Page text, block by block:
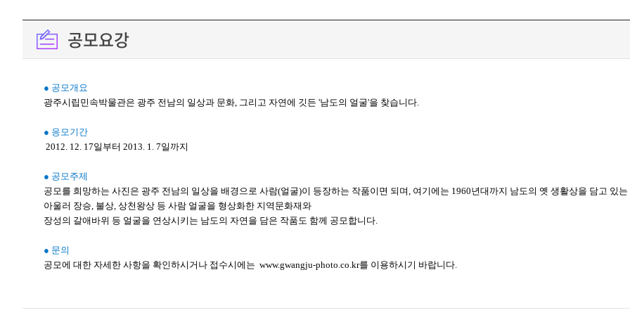
공모요강
● 공모개요
광주시립민속박물관은 광주 전남의 일상과 문화, 그리고 자연에 깃든 '남도의 얼굴'을 찾습니다.
● 응모기간
2012. 12. 17일부터 2013. 1. 7일까지
● 공모주제
공모를 희망하는 사진은 광주 전남의 일상을 배경으로 사람(얼굴)이 등장하는 작품이면 되며, 여기에는 1960년대까지 남도의 옛 생활상을 담고 있
아울러 장승, 불상, 상천왕상 등 사람 얼굴을 형상화한 지역문화재와
장성의 갈애바위 등 얼굴을 연상시키는 남도의 자연을 담은 작품도 함께 공모합니다.
● 문의
공모에 대한 자세한 사항을 확인하시거나 접수시에는 www.gwangju-photo.co.kr를 이용하시기 바랍니다.